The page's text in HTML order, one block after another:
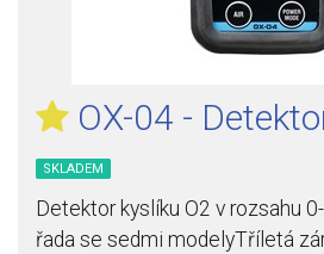
OX-04 -
SKLADEM
Detektor kyslíku O2 v rozsahu
řada se sedmi modelyTříletá